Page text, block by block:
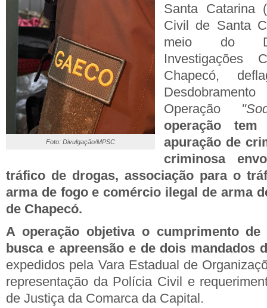
Foto: Divulgação/MPSC
Santa Catarina
Civil de Santa
meio do
Investigações
Chapecó,
Operação
operação
apuração de
criminosa
tráfico de drogas, associação para o
arma de fogo e comércio ilegal de arma
de Chapecó.
A operação objetiva o cumprimento de
busca e apreensão e de dois mandados
expedidos pela Vara Estadual de
representação da Polícia Civil e
de Justiça da Comarca da Capital.